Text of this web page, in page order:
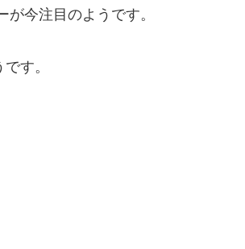
今注目のようです。
す。